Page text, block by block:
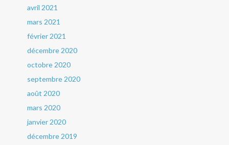
avril 2021
mars 2021
février 2021
décembre 2020
octobre 2020
septembre 2020
août 2020
mars 2020
janvier 2020
décembre 2019